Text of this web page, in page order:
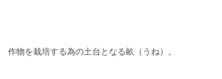
作物を栽培する為の土台となる畝（うね）。